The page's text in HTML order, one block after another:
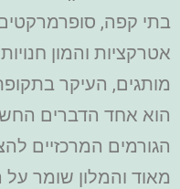
בתי קפה,
אטרקציות והמון
מותגים, העיקר
הוא אחד הדברים
הגורמים המרכזיים
מאוד והמלון שומר על